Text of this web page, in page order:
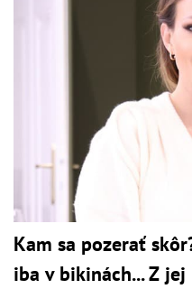
Kam sa pozerať
iba v bikinách... Z